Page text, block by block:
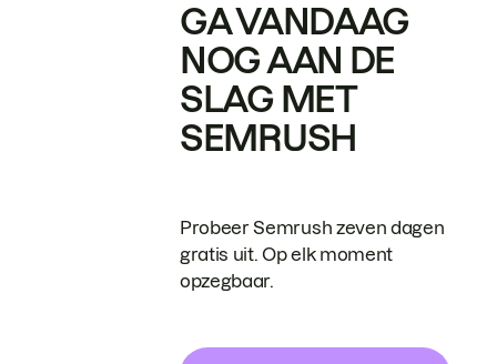
GA VANDAAG
NOG AAN DE
SLAG MET
SEMRUSH
Probeer Semrush zeven dagen
gratis uit. Op elk moment
opzegbaar.